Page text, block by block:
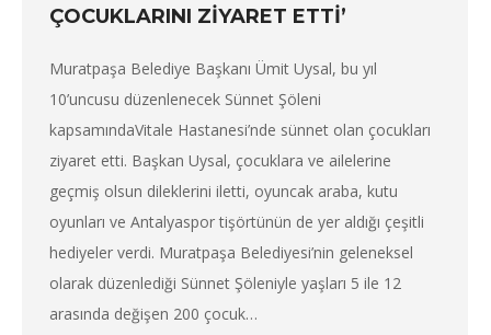
ÇOCUKLARINI ZİYARET ETTİ’
Muratpaşa Belediye Başkanı Ümit Uysal, bu yıl
10’uncusu düzenlenecek Sünnet Şöleni
kapsamındaVitale Hastanesi’nde sünnet olan çocukları
ziyaret etti. Başkan Uysal, çocuklara ve ailelerine
geçmiş olsun dileklerini iletti, oyuncak araba, kutu
oyunları ve Antalyaspor tişörtünün de yer aldığı çeşitli
hediyeler verdi. Muratpaşa Belediyesi’nin geleneksel
olarak düzenlediği Sünnet Şöleniyle yaşları 5 ile 12
arasında değişen 200 çocuk…